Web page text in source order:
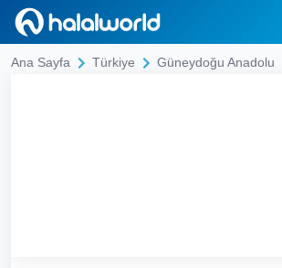
Ana Sayfa Türkiye Güneydoğu Anadolu